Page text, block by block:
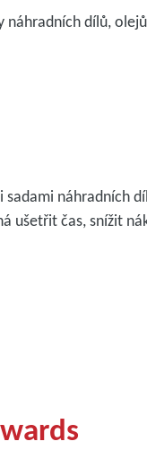
dílů,
náhradních
ušetřit čas, snížit